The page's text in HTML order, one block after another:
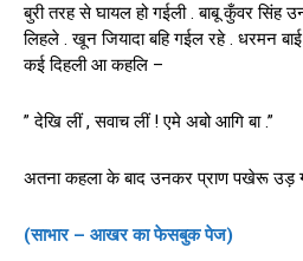
बुरी तरह से घायल हो गईली . बाबू कुँवर सिंह
लिहले . खून जियादा बहि गईल रहे . धरमन
कई दिहली आ कहलि –
” देखि लीं , सवाच लीं ! एमे अबो आगि बा .”
अतना कहला के बाद उनकर प्राण पखेरू उड़
(साभार – आखर का फेसबुक पेज)